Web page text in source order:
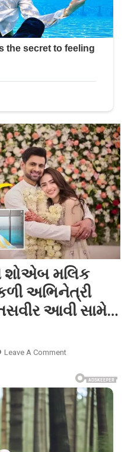
શોએબ મલિક
અભિનેત્રી
આવી સામે…
Leave A CommentOn
લગ્ન
બાદ
પતિ
શોએબ
સાથે